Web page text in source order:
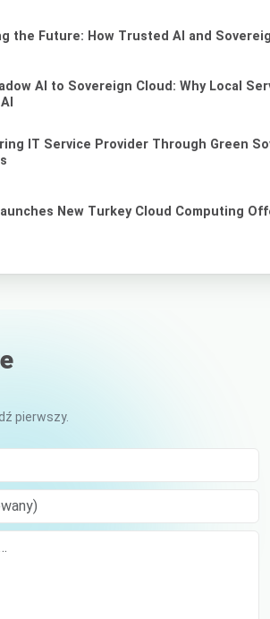
the Future: How Trusted AI and
AI to Sovereign Cloud: Why Local
IT Service Provider Through Green
New Turkey Cloud Computing
pierwszy.